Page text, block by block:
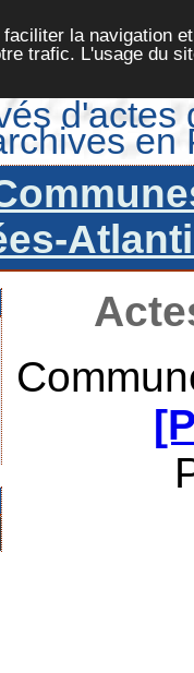
la navigation
trafic. L'usage du
d'actes
en